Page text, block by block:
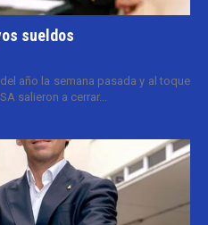
sueldos
año la semana pasada y al toque
salieron a cerrar...